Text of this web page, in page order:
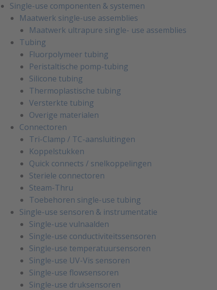
Single-use componenten & systemen
Maatwerk single-use assemblies
Maatwerk ultrapure single- use assemblies
Tubing
Fluorpolymeer tubing
Peristaltische pomp-tubing
Silicone tubing
Thermoplastische tubing
Versterkte tubing
Overige materialen
Connectoren
Tri-Clamp / TC-aansluitingen
Koppelstukken
Quick connects / snelkoppelingen
Steriele connectoren
Steam-Thru
Toebehoren single-use tubing
Single-use sensoren & instrumentatie
Single-use vulnaalden
Single-use conductiviteitssensoren
Single-use temperatuursensoren
Single-use UV-Vis sensoren
Single-use flowsensoren
Single-use druksensoren